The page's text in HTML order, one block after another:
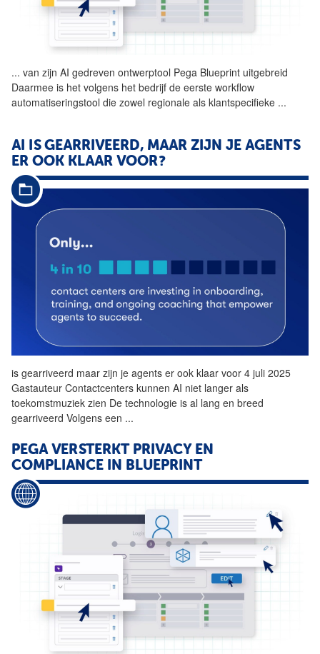
... van zijn AI gedreven ontwerptool Pega Blueprint uitgebreid
Daarmee is het volgens het bedrijf de eerste workflow
automatiseringstool die zowel regionale als klantspecifieke ...
AI IS GEARRIVEERD, MAAR ZIJN JE AGENTS
ER OOK KLAAR VOOR?
is gearriveerd maar zijn je agents er ook klaar voor 4 juli 2025
Gastauteur Contactcenters kunnen AI niet langer als
toekomstmuziek zien De technologie is al lang en breed
gearriveerd Volgens een ...
PEGA VERSTERKT PRIVACY EN
COMPLIANCE IN BLUEPRINT